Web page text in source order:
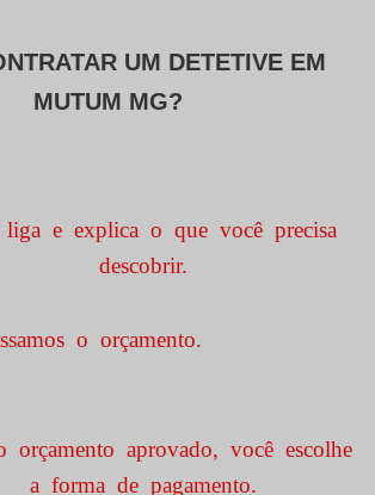
UM DETETIVE EM
MUTUM MG?
liga e explica o que você precisa
descobrir.
o orçamento.
orçamento aprovado, você escolhe
a forma de pagamento.